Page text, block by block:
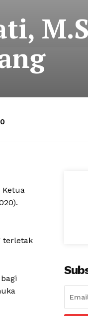
Ketua
terletak